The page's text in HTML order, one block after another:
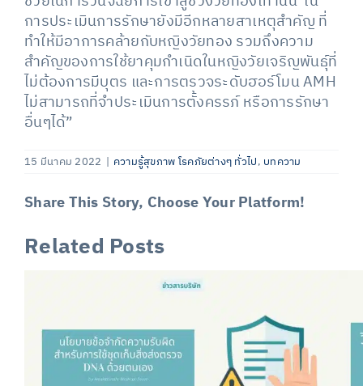
การประเมินการรักษายังมีอีกหลายสาเหตุสำคัญ ที่
ทำให้มีอาการคล้ายกับหญิงวัยทอง รวมถึงความ
สำคัญของการใช้ยาคุมกำเนิดในหญิงวัยเจริญพันธุ์ที่
ไม่ต้องการมีบุตร และการตรวจระดับฮอร์โมน AMH
ไม่สามารถที่จำประเมินการตั้งครรภ์ หรือการรักษา
อื่นๆได้”
15 มีนาคม 2022 | ความรู้สุขภาพ โรคภัยต่างๆ ทั่วไป, บทความ
Share This Story, Choose Your Platform!
Facebook
X
LinkedIn
Email
Related Posts